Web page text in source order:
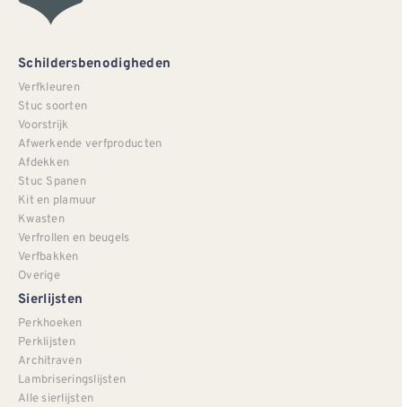
Schildersbenodigheden
Verfkleuren
Stuc soorten
Voorstrijk
Afwerkende verfproducten
Afdekken
Stuc Spanen
Kit en plamuur
Kwasten
Verfrollen en beugels
Verfbakken
Overige
Sierlijsten
Perkhoeken
Perklijsten
Architraven
Lambriseringslijsten
Alle sierlijsten